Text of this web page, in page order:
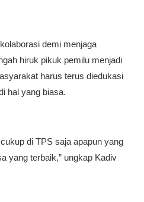
demi menjaga
hiruk pikuk pemilu menjadi
harus terus diedukasi
hal yang biasa.
di TPS saja apapun yang
yang terbaik,” ungkap Kadiv